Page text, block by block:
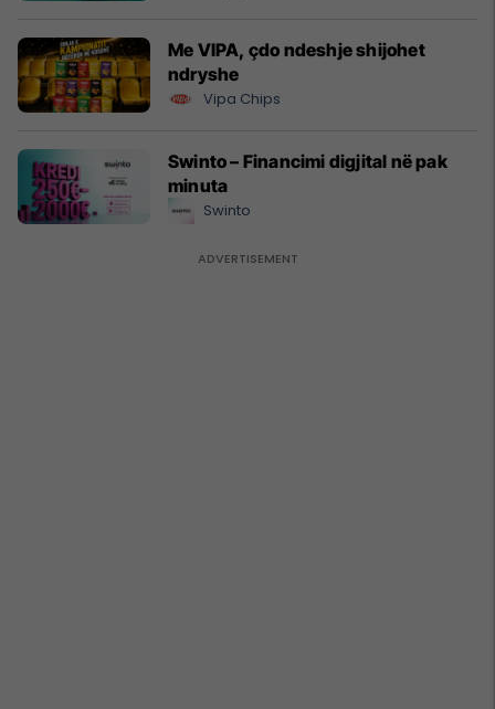
Me VIPA, çdo ndeshje shijohet
ndryshe
Vipa Chips
Swinto – Financimi digjital në pak
minuta
Swinto